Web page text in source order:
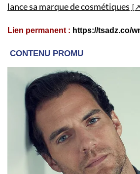
lance sa marque de cosmétiques
Lien permanent : https://tsadz.co/